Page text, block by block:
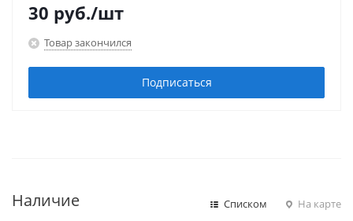
30 руб./шт
Товар закончился
Подписаться
Наличие Списком На карте